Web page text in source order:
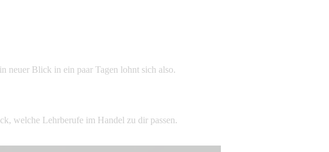
neuer Blick in ein paar Tagen lohnt sich also.
welche Lehrberufe im Handel zu dir passen.